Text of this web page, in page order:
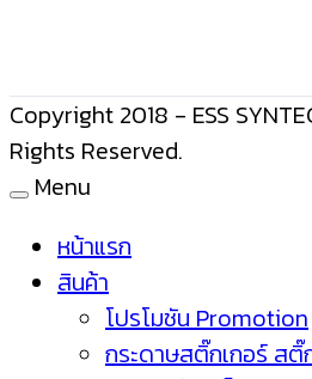
Copyright 2018 - ESS
Rights Reserved.
Menu
หน้าแรก
สินค้า
โปรโมชัน Promotion
กระดาษสติ๊กเกอร์ สติ๊